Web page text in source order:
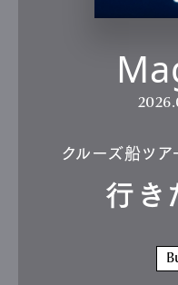
クルーズ船ツ
行き